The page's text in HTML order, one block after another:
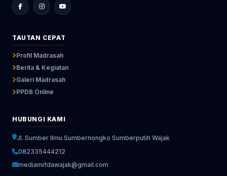
TAUTAN CEPAT
Profil Madrasah
Berita & Kegiatan
Galeri Madrasah
PPDB Online
HUBUNGI KAMI
Jl. Sumber Ilmu Sumbernongko Sumberputih Wajak
082335444212
mediamifdawajak@gmail.com